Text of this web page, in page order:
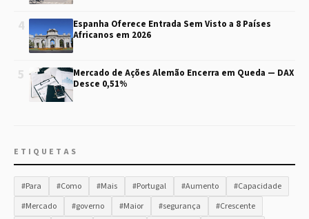
4
Espanha Oferece Entrada Sem Visto a 8 Países
Africanos em 2026
5
Mercado de Ações Alemão Encerra em Queda — DAX
Desce 0,51%
ETIQUETAS
#Para #Como #Mais #Portugal #Aumento
#Capacidade
#Mercado
#governo #Maior #segurança
#Crescente